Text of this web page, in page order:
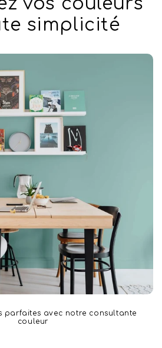
simplicité
parfaites avec notre consultante
couleur